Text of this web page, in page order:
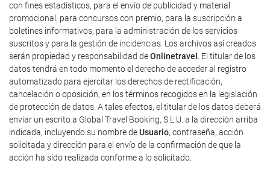
con fines estadísticos, para el envío de publicidad y material
promocional, para concursos con premio, para la suscripción a
boletines informativos, para la administración de los servicios
suscritos y para la gestión de incidencias. Los archivos así creados
serán propiedad y responsabilidad deOnlinetravel
. El titular de los
datos tendrá en todo momento el derecho de acceder al registro
automatizado para ejercitar los derechos de rectificación,
cancelación o oposición, en los términos recogidos en la legislación
de protección de datos. A tales efectos, el titular de los datos deberá
enviar un escrito a Global Travel Booking, S.L.U. a la dirección arriba
indicada, incluyendo su nombre deUsuario, contraseña, acción
solicitada y dirección para el envío de la confirmación de que la
acción ha sido realizada conforme a lo solicitado.